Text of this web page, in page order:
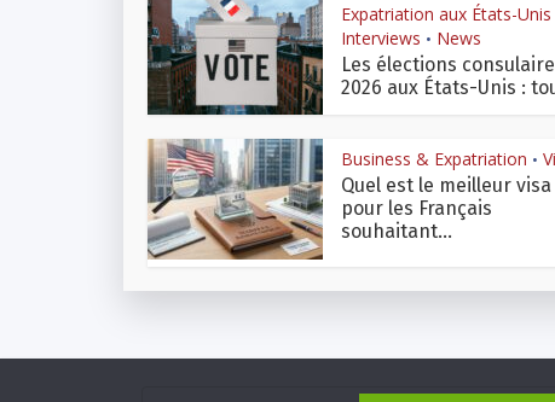
Expatriation aux États-Unis
Interviews • News
Les élections
2026 aux États-Unis :
Business & Expatriation •
Quel est le meilleur visa
pour les Français
souhaitant...